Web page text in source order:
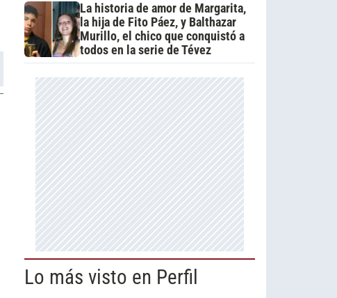
La historia de amor de Margarita,
la hija de Fito Páez, y Balthazar
Murillo, el chico que conquistó a
todos en la serie de Tévez
Lo más visto en Perfil